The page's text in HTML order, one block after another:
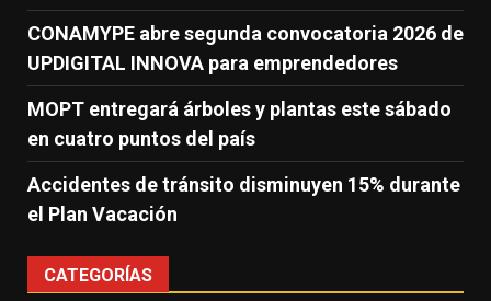
CONAMYPE abre segunda convocatoria 2026 de
UPDIGITAL INNOVA para emprendedores
MOPT entregará árboles y plantas este sábado
en cuatro puntos del país
Accidentes de tránsito disminuyen 15% durante
el Plan Vacación
CATEGORÍAS